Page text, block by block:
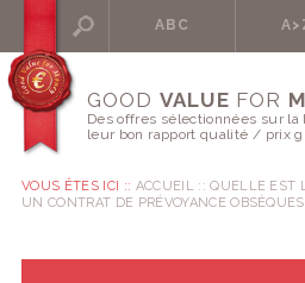
ABC
GOOD VALUE FOR
Des offres sélectionnées sur la
leur bon rapport qualité / prix
VOUS ÊTES ICI :: ACCUEIL
QUELLE EST
UN CONTRAT DE PRÉVOYANCE